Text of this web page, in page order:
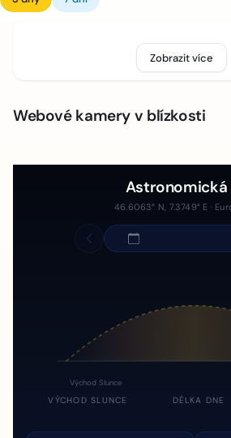
Zobrazit více
Webové kamery v blízkosti
Astronomická
46.6063° N, 7.3749° E ·
Východ Slunce
VÝCHOD SLUNCE DÉLKA DNE